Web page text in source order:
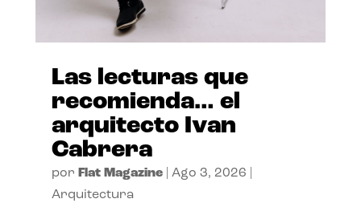
Las lecturas que
recomienda… el
arquitecto Ivan
Cabrera
por Flat Magazine| Ago 3, 2026
Arquitectura